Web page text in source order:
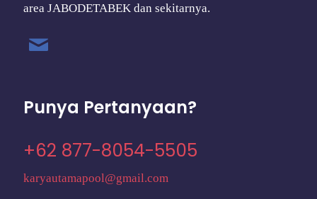
area JABODETABEK dan sekitarnya.
Punya Pertanyaan?
+62 877-8054-5505
karyautamapool@gmail.com